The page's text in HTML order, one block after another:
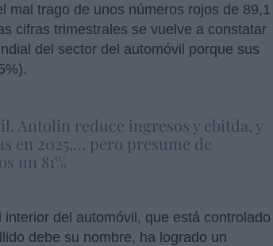
mal trago de unos números rojos de 89,1
cifras trimestrales se vuelve a constatar
del sector del automóvil porque sus
Antolin reduce ingresos y ebitda, y
en 2025,… pero presume de
un 81%
del automóvil, que está controlado
debe su nombre, ha logrado un